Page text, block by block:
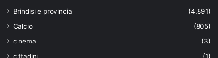
Brindisi e provincia
(4.891)
Calcio
(805)
cinema
(3)
cittadini
(1)